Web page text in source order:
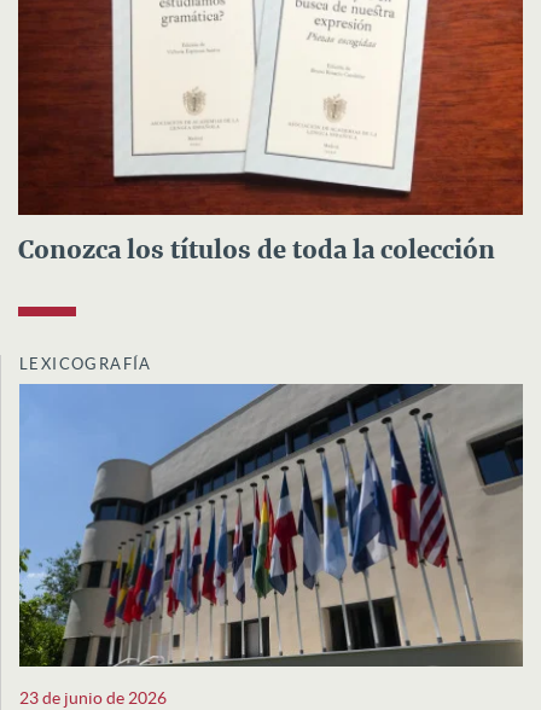
Conozca los títulos de toda la colección
LEXICOGRAFÍA
23 de junio de 2026